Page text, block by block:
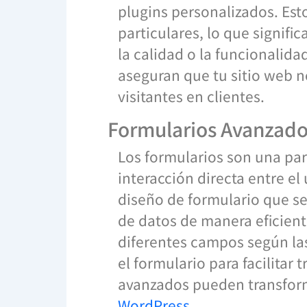
plugins personalizados.
particulares, lo que
la calidad o la
aseguran que tu sitio web
visitantes en clientes.
Formularios
Los formularios son una
interacción directa entre el
diseño de formulario que
de datos de manera
diferentes campos según
el formulario para facilitar
avanzados pueden